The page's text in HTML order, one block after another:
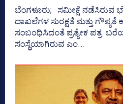
ಬೆಂಗಳೂರು; ಸಮೀಕ್ಷೆ ನಡೆಸಿರುವ
ದಾಖಲೆಗಳ ಸುರಕ್ಷತೆ ಮತ್ತು ಗೌಪ್ಯತೆ
ಸಂಬಂಧಿಸಿದಂತೆ ಪ್ರತ್ಯೇಕ ಪತ್ರ
ಸಂಸ್ಥೆಯಾಗಿರುವ ಎಂ...